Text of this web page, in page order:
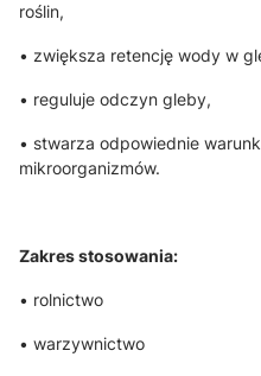
roślin,
• zwiększa retencję wody w
• reguluje odczyn gleby,
• stwarza odpowiednie
mikroorganizmów.
Zakres stosowania:
• rolnictwo
• warzywnictwo